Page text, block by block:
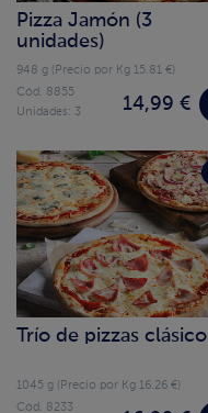
Pizza Jamón (3
unidades)
948 g (Precio por Kg 15.81 €)
14,99 €
Cód. 8855
Unidades: 3
Trío de pizzas clásico
1045 g (Precio por Kg 16.26 €)
Cód. 8233